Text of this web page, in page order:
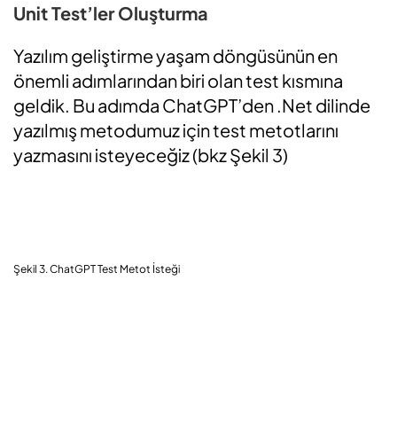
Unit Test’ler Oluşturma
Yazılım geliştirme yaşam döngüsünün en
önemli adımlarından biri olan test kısmına
geldik. Bu adımda ChatGPT’den .Net dilinde
yazılmış metodumuz için test metotlarını
yazmasını isteyeceğiz (bkz Şekil 3)
Şekil 3. ChatGPT Test Metot İsteği